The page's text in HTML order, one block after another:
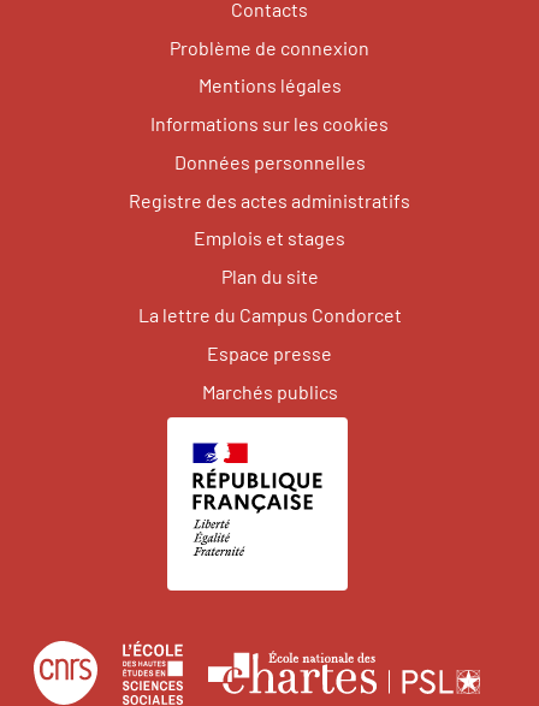
Contacts
Problème de connexion
Mentions légales
Informations sur les cookies
Données personnelles
Registre des actes administratifs
Emplois et stages
Plan du site
La lettre du Campus Condorcet
Espace presse
Marchés publics
Centre
national
École
des